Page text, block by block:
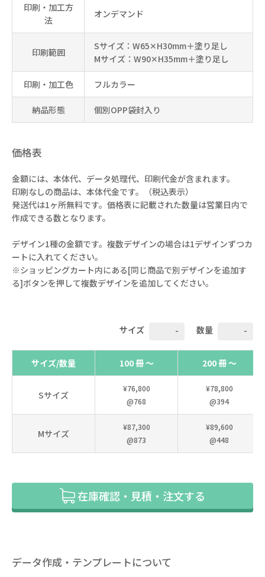
印刷・加工方
法
オンデマンド
印刷範囲
Sサイズ：W65✕H30mm＋塗り足し
Mサイズ：W90✕H35mm＋塗り足し
印刷・加工色 フルカラー
納品形態 個別OPP袋封入り
価格表
金額には、本体代、データ処理代、印刷代金が含まれます。
印刷なしの商品は、本体代金です。（税込表示）
発送代は1ヶ所無料です。価格表に記載された数量は営業日内で
作成できる数となります。
デザイン1種の金額です。複数デザインの場合は1デザインずつカ
ートに入れてください。
※ショッピングカート内にある[同じ商品で別デザインを追加す
る]ボタンを押して複数デザインを追加してください。
サイズ 数量
サイズ/数量 100 冊 ～ 200 冊 ～
Sサイズ
¥76,800
@768
¥78,800
@394
Mサイズ
¥87,300
@873
¥89,600
@448
在庫確認・見積・注文する
データ作成・テンプレートについて